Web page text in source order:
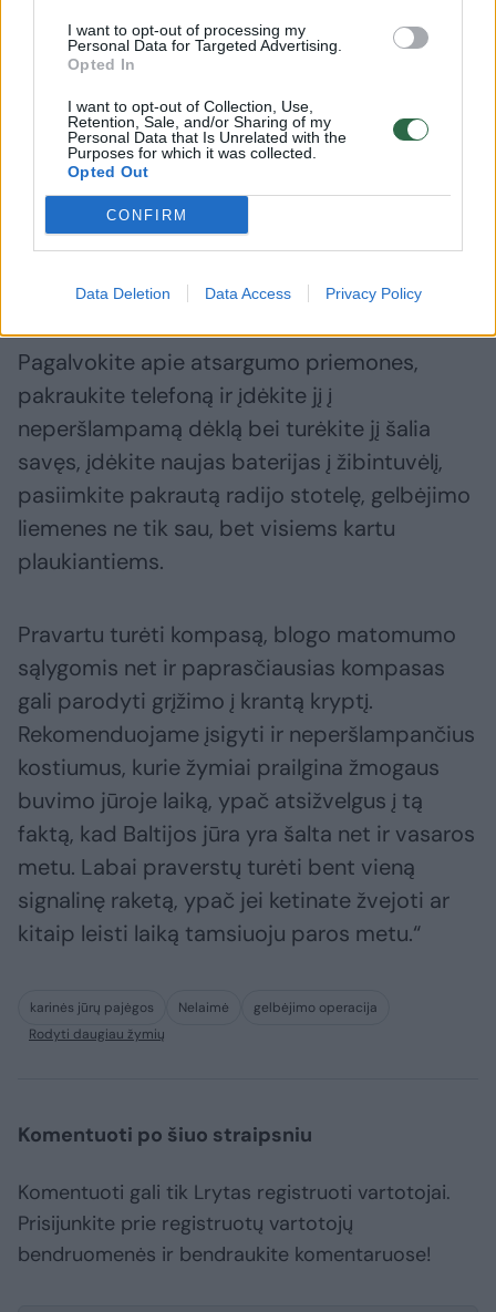
I want to opt-out of processing my
Personal Data for Targeted Advertising.
Opted In
I want to opt-out of Collection, Use,
Retention, Sale, and/or Sharing of my
Personal Data that Is Unrelated with the
Purposes for which it was collected.
Opted Out
CONFIRM
Data Deletion Data Access Privacy Policy
rinktinei išplaukimo ir grįžimo laikus, kiek
žmonių plaukia ir kurioje apytiksliai vietoje jie
Jeigu planuojate užtrukti žvejojant arba
plaukti kitur, nei nurodėte, praneškite bent
artimiesiems, kada planuojate grįžti ir tikslią
vietą, kurioje žvejosite ar kitaip leisite laiką.
Pagalvokite apie atsargumo priemones,
pakraukite telefoną ir įdėkite jį į
neperšlampamą dėklą bei turėkite jį šalia
savęs, įdėkite naujas baterijas į žibintuvėlį,
pasiimkite pakrautą radijo stotelę, gelbėjimo
liemenes ne tik sau, bet visiems kartu
plaukiantiems.
Pravartu turėti kompasą, blogo matomumo
sąlygomis net ir paprasčiausias kompasas
gali parodyti grįžimo į krantą kryptį.
Rekomenduojame įsigyti ir neperšlampančius
kostiumus, kurie žymiai prailgina žmogaus
buvimo jūroje laiką, ypač atsižvelgus į tą
faktą, kad Baltijos jūra yra šalta net ir vasaros
metu. Labai praverstų turėti bent vieną
signalinę raketą, ypač jei ketinate žvejoti ar
kitaip leisti laiką tamsiuoju paros metu.“
karinės jūrų pajėgos Nelaimė
gelbėjimo operacija
Rodyti daugiau žymių
Komentuoti po šiuo straipsniu
Komentuoti gali tik Lrytas registruoti vartotojai.
Prisijunkite prie registruotų vartotojų
bendruomenės ir bendraukite komentaruose!